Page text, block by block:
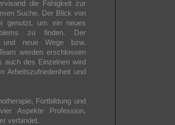
die Fähigkeit zur
Suche. Der Blick von
genutzt, um ein neues
zu finden. Der
und neue Wege bzw.
werden erschlossen
auch des Einzelnen wird
Arbeitszufriedenheit und
Fortbildung und
Aspekte Profession,
verbindet.